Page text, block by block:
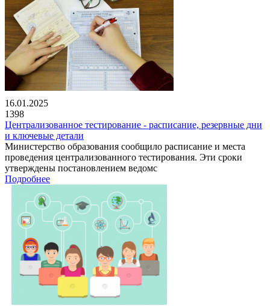
16.01.2025
1398
Централизованное тестирование - расписание, резервные дни
и ключевые детали
Министерство образования сообщило расписание и места
проведения централизованного тестирования. Эти сроки
утверждены постановлением ведомс
Подробнее